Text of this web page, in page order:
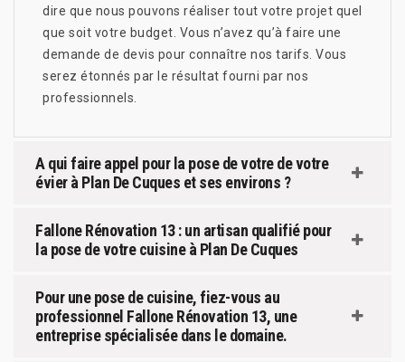
dire que nous pouvons réaliser tout votre projet quel
que soit votre budget. Vous n’avez qu’à faire une
demande de devis pour connaître nos tarifs. Vous
serez étonnés par le résultat fourni par nos
professionnels.
A qui faire appel pour la pose de votre de votre
évier à Plan De Cuques et ses environs ?
Fallone Rénovation 13 : un artisan qualifié pour
la pose de votre cuisine à Plan De Cuques
Pour une pose de cuisine, fiez-vous au
professionnel Fallone Rénovation 13, une
entreprise spécialisée dans le domaine.